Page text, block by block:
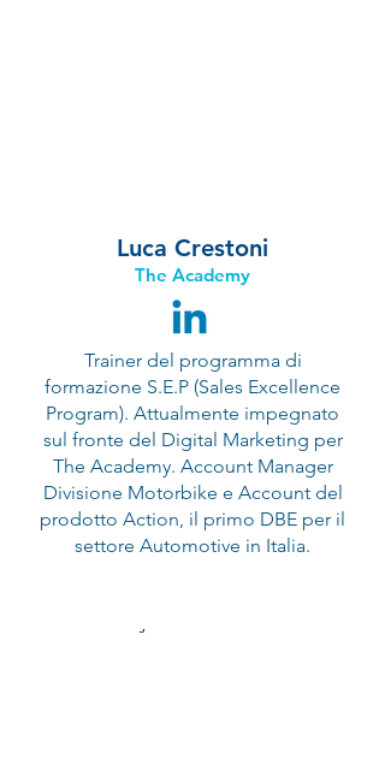
Luca Crestoni
The Academy
Trainer del programma di
formazione S.E.P (Sales Excellence
Program). Attualmente impegnato
sul fronte del Digital Marketing per
The Academy. Account Manager
Divisione Motorbike e Account del
prodotto Action, il primo DBE per il
settore Automotive in Italia.